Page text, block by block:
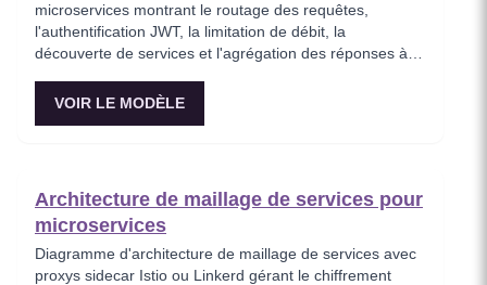
microservices montrant le routage des requêtes,
l'authentification JWT, la limitation de débit, la
découverte de services et l'agrégation des réponses à
représente le point d'entrée de tout le trafic client dans
évolutive avec des préoccupations transversales
centralisées.
VOIR LE MODÈLE
Architecture de maillage de services pour
microservices
Diagramme d'architecture de maillage de services avec
proxys sidecar Istio ou Linkerd gérant le chiffrement